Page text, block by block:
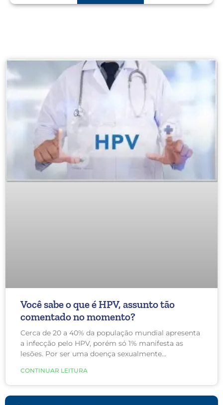
Você sabe o que é HPV, assunto tão
comentado no momento?
Cerca de 20 a 40% da população mundial apresenta
a infecção pelo HPV, porém só 1% manifesta as
lesões. Por ser uma doença sexualmente
atingida encontra-se entre 18 e 28 anos de idade.
CONTINUAR LEITURA